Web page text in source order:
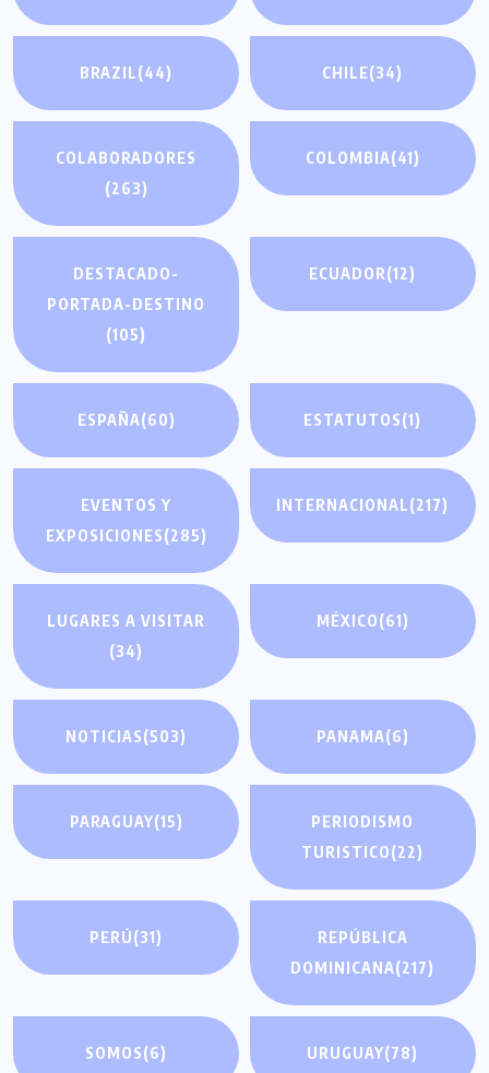
BRAZIL(44) CHILE(34)
COLABORADORES
(263)
COLOMBIA(41)
DESTACADO-
PORTADA-DESTINO
(105)
ECUADOR(12)
ESPAÑA(60) ESTATUTOS(1)
EVENTOS Y
EXPOSICIONES(285)
INTERNACIONAL(217)
LUGARES A VISITAR
(34)
MÉXICO(61)
NOTICIAS(503) PANAMA(6)
PARAGUAY(15)
PERIODISMO
TURISTICO(22)
PERÚ(31)
REPÚBLICA
DOMINICANA(217)
SOMOS(6) URUGUAY(78)